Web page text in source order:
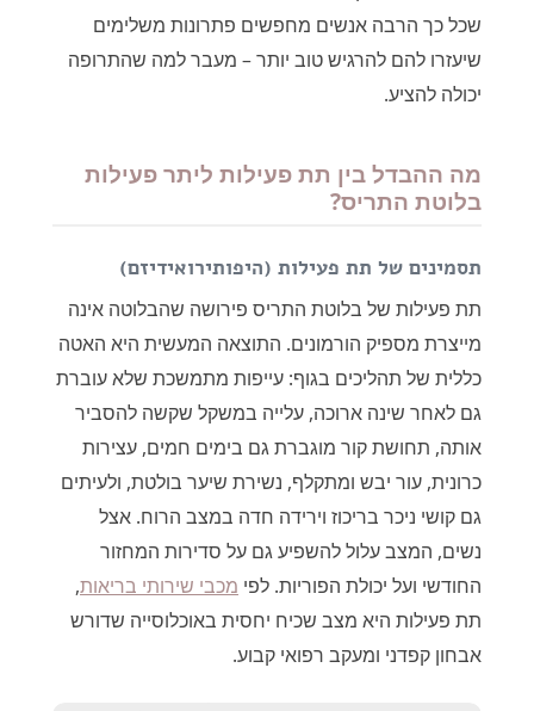
שכל כך הרבה אנשים מחפשים פתרונות משלימים
שיעזרו להם להרגיש טוב יותר – מעבר למה שהתרופה
יכולה להציע.
מה ההבדל בין תת פעילות ליתר פעילות
בלוטת התריס?
תסמינים של תת פעילות (היפותירואידיזם)
תת פעילות של בלוטת התריס פירושה שהבלוטה אינה
מייצרת מספיק הורמונים. התוצאה המעשית היא האטה
כללית של תהליכים בגוף: עייפות מתמשכת שלא עוברת
גם לאחר שינה ארוכה, עלייה במשקל שקשה להסביר
אותה, תחושת קור מוגברת גם בימים חמים, עצירות
כרונית, עור יבש ומתקלף, נשירת שיער בולטת, ולעיתים
גם קושי ניכר בריכוז וירידה חדה במצב הרוח. אצל
נשים, המצב עלול להשפיע גם על סדירות המחזור
החודשי ועל יכולת הפוריות. לפי מכבי שירותי בריאות,
תת פעילות היא מצב שכיח יחסית באוכלוסייה שדורש
אבחון קפדני ומעקב רפואי קבוע.